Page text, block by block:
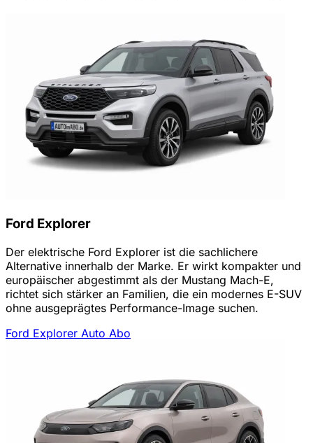
Ford Explorer
Der elektrische Ford Explorer ist die sachlichere
Alternative innerhalb der Marke. Er wirkt kompakter und
europäischer abgestimmt als der Mustang Mach-E,
richtet sich stärker an Familien, die ein modernes E-SUV
ohne ausgeprägtes Performance-Image suchen.
Ford Explorer Auto Abo